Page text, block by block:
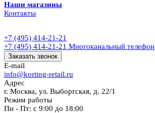
Наши магазины
Контакты
+7 (495) 414-21-21
+7 (495) 414-21-21 Многоканальный телефон
Заказать звонок
E-mail
info@korting-retail.ru
Адрес
г. Москва, ул. Выборгская, д. 22/1
Режим работы
Пн - Пт: с 9:00 до 18:00